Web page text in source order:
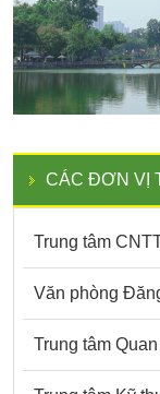
CÁC ĐƠN VỊ
Trung tâm
Văn phòng
Trung tâm